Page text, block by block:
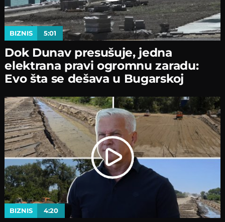
BIZNIS 5:01
Dok Dunav presušuje, jedna
elektrana pravi ogromnu zaradu:
Evo šta se dešava u Bugarskoj
BIZNIS 4:20